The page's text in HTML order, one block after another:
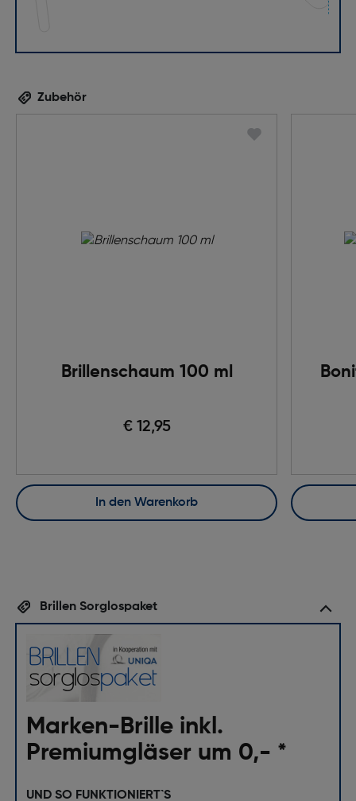
Zubehör
Brillenschaum 100 ml
€ 12,95
In den Warenkorb
Brillen Sorglospaket
Marken-Brille inkl.
Premiumgläser um 0,- *
UND SO FUNKTIONIERT`S